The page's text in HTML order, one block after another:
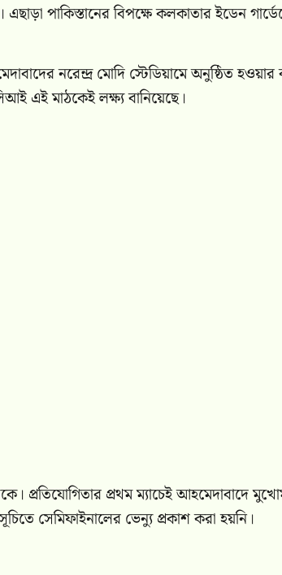
পাকিস্তানের বিপক্ষে কলকাতার ইডেন
নরেন্দ্র মোদি স্টেডিয়ামে অনুষ্ঠিত হওয়ার
এই মাঠকেই লক্ষ্য বানিয়েছে।
প্রতিযোগিতার প্রথম ম্যাচেই আহমেদাবাদে
সেমিফাইনালের ভেন্যু প্রকাশ করা হয়নি।